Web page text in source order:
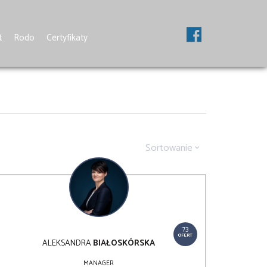
Rodo Certyfikaty
Sortowanie
73
OFERT
ALEKSANDRABIAŁOSKÓRSKA
MANAGER